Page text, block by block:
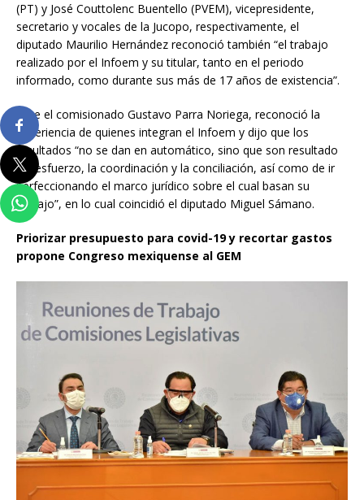
(PT) y José Couttolenc Buentello (PVEM), vicepresidente,
secretario y vocales de la Jucopo, respectivamente, el
diputado Maurilio Hernández reconoció también “el trabajo
realizado por el Infoem y su titular, tanto en el periodo
informado, como durante sus más de 17 años de existencia”.
Ante el comisionado Gustavo Parra Noriega, reconoció la
experiencia de quienes integran el Infoem y dijo que los
resultados “no se dan en automático, sino que son resultado
del esfuerzo, la coordinación y la conciliación, así como de ir
perfeccionando el marco jurídico sobre el cual basan su
trabajo”, en lo cual coincidió el diputado Miguel Sámano.
Priorizar presupuesto para covid-19 y recortar gastos
propone Congreso mexiquense al GEM